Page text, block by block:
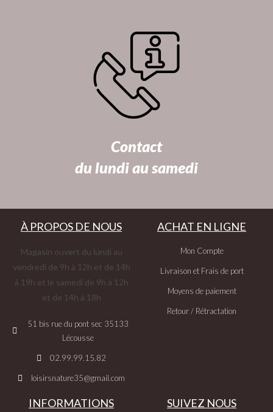
Contact
du lundi au samedi
À PROPOS DE NOUS
Magasin ouvert du lundi au
vendredi de 9h à 12h et de 14h
à 19h et le samedi de 9h à 12h
et de 14h à 18h
51 bis rue du pont sec 35133
Lécousse
02.99.99.15.82
loisirsnature35@gmail.com
ACHAT EN LIGNE
Mon Compte
Livraison et Frais de port
Moyens de paiement
Retour / Rétractation
INFORMATIONS SUIVEZ NOUS